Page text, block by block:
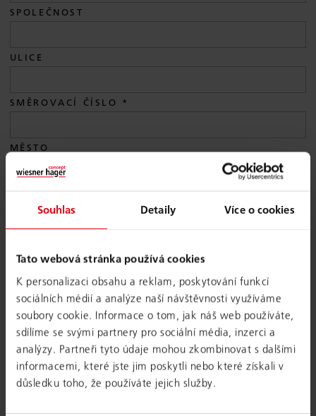
Souhlas Detaily Více o cookies
Tato webová stránka používá cookies
K personalizaci obsahu a reklam, poskytování funkcí
sociálních médií a analýze naší návštěvnosti využíváme
soubory cookie. Informace o tom, jak náš web používáte,
sdílíme se svými partnery pro sociální média, inzerci a
analýzy. Partneři tyto údaje mohou zkombinovat s dalšími
informacemi, které jste jim poskytli nebo které získali v
důsledku toho, že používáte jejich služby.
SPOLEČNOST
ULICE
SMĚROVACÍ ČÍSLO
MĚSTO
TELEFON
PŘEDMĚT
ZPRÁVA